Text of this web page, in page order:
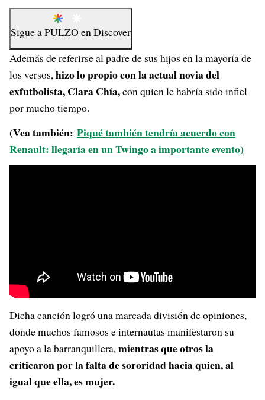
Sigue aPULZO enDiscover
Además de referirse al padre de sus hijos en la mayoría de
los versos,hizo lo propio con la actual novia del
exfutbolista, Clara Chía,con quien le habría sido infiel
por mucho tiempo.
(Vea también: Piqué también tendría acuerdo con
Renault: llegaría en un Twingo a importante evento)
Dicha canción logró una marcada división de opiniones,
donde muchos famosos e internautas manifestaron su
apoyo a la barranquillera, mientras que otros la
criticaron por la falta de sororidad hacia quien, al
igual que ella, es mujer.